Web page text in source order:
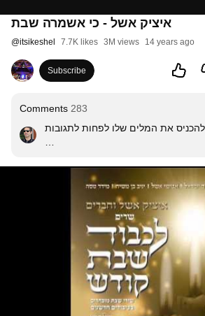
איציק אשל - כי אשמרה שבת
@itsikeshel 7.7K likes 3M views 14 years ago
Subscribe
Comments 283
את המלים שלו לפחות לתגובות:
אוֹת הִיא לְעוֹלְמֵי עַד בֵּינוֹ וּבֵינִי.
אָסוּר מְצֹא חֵפֶץ לַעֲשׂוֹת דְּרָכִים,
גַּם מִלְּדַבֵּר בּוֹ דִּבְרֵי צְרָכִים.
דִּבְרֵי סְחוֹרָה אוֹ דִבְרֵי מְלָכִים,
אֶהְגֶּה בְּתוֹרַת אֵל וּתְחַכְּמֵנִי.
בּוֹ אֶמְצְאָה תָמִיד נוֹחַ לְנַפְשִׁי,
הִנֵּה לְדוֹר רִאשׁוֹן נָתַן קְדוֹשִׁי.
מוֹפֵת בְּתֵת לֶחֶם מִשְׁנֶה בַּשִּׁשִּׁי,
כָּכָה בְּכָל שִׁשִּׁי יַכְפִּיל מְזוֹנִי.
הַיּוֹם מְכֻבָּד הוּא יוֹם תַּעֲנוּגִים,
לֶחֶם וְיַיִן טוֹב בָּשָׂר וְדָגִים.